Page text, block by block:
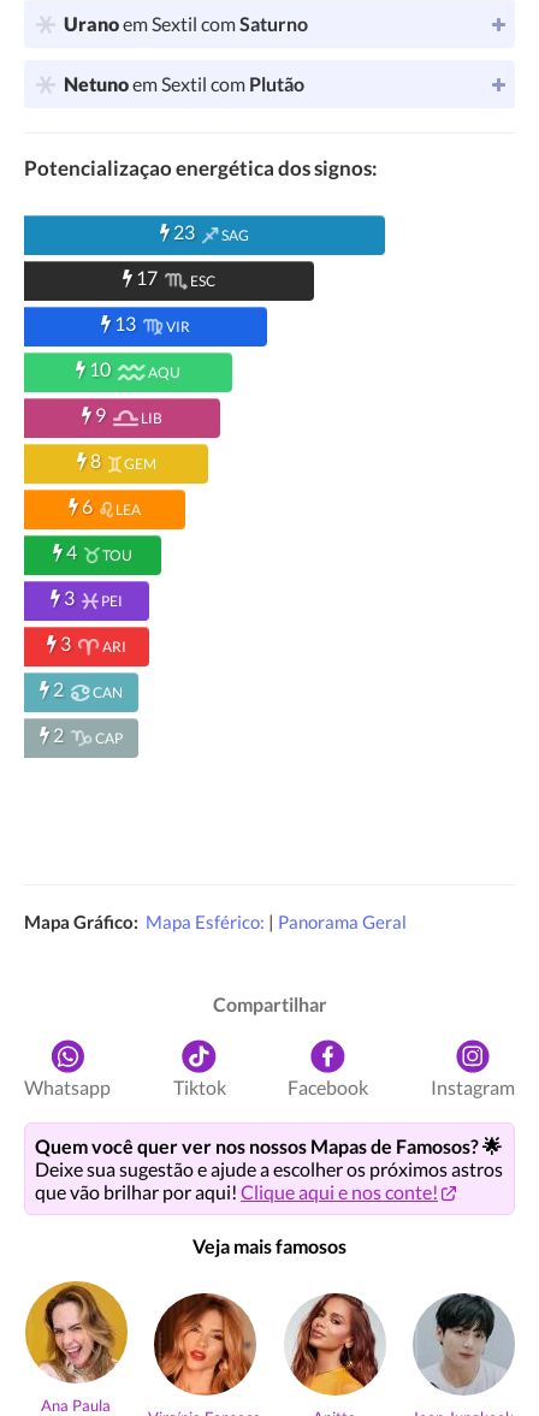
Uranoem Sextil comSaturno
Netunoem Sextil com Plutão
Potencializaçao energética dos signos:
23 SAG
17 ESC
13 VIR
10 AQU
9 LIB
8 GEM
6 LEA
4 TOU
3 PEI
3 ARI
2 CAN
2 CAP
Mapa Gráfico: Mapa Esférico: | Panorama Geral
Compartilhar
Whatsapp Tiktok Facebook Instagram
Quem você quer ver nos nossos Mapas de Famosos? 🌟
Deixe sua sugestão e ajude a escolher os próximos astros
que vão brilhar por aqui! Clique aqui e nos conte!
Veja mais famosos
Ana Paula